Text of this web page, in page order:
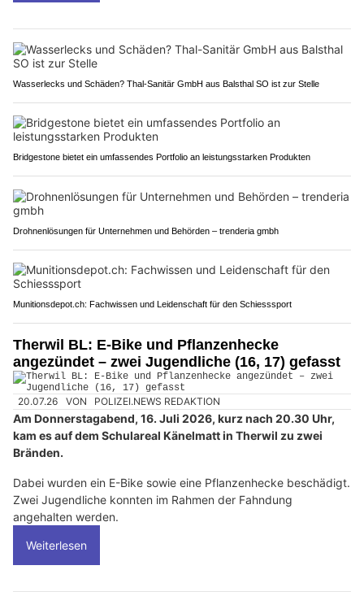
Wasserlecks und Schäden? Thal-Sanitär GmbH aus Balsthal SO ist zur Stelle
Bridgestone bietet ein umfassendes Portfolio an leistungsstarken Produkten
Drohnenlösungen für Unternehmen und Behörden – trenderia gmbh
Munitionsdepot.ch: Fachwissen und Leidenschaft für den Schiesssport
Therwil BL: E-Bike und Pflanzenhecke
angezündet – zwei Jugendliche (16, 17) gefasst
20.07.26 VON POLIZEI.NEWS REDAKTION
Am Donnerstagabend, 16. Juli 2026, kurz nach 20.30 Uhr,
kam es auf dem Schulareal Känelmatt in Therwil zu zwei
Bränden.
Dabei wurden ein E-Bike sowie eine Pflanzenhecke beschädigt.
Zwei Jugendliche konnten im Rahmen der Fahndung
angehalten werden.
Weiterlesen